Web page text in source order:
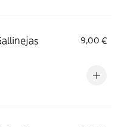
9,00 €